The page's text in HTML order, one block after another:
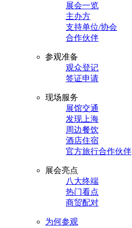
展会一览
主办方
支持单位/协会
合作伙伴
参观准备
观众登记
签证申请
现场服务
展馆交通
发现上海
周边餐饮
酒店住宿
官方旅行合作伙伴
展会亮点
八大终端
热门看点
商贸配对
为何参观